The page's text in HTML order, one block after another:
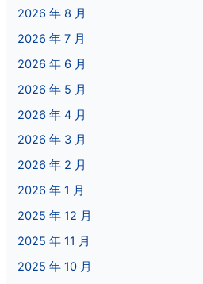
2026 年 8 月
2026 年 7 月
2026 年 6 月
2026 年 5 月
2026 年 4 月
2026 年 3 月
2026 年 2 月
2026 年 1 月
2025 年 12 月
2025 年 11 月
2025 年 10 月